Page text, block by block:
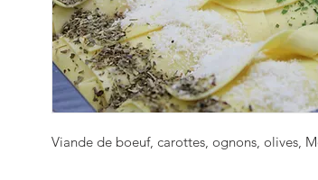
Viande de boeuf, carottes, ognons, olives,